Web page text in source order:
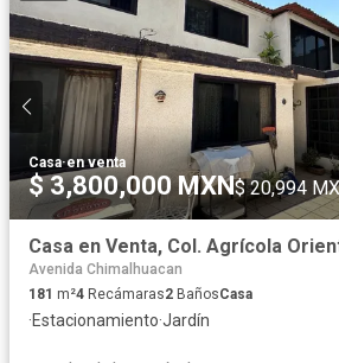
Casa·en venta
$ 3,800,000 MXN$ 20,994
Casa en Venta, Col. Agrícola
Avenida Chimalhuacan
181 m²4 Recámaras2 BañosCasa
·Estacionamiento·Jardín